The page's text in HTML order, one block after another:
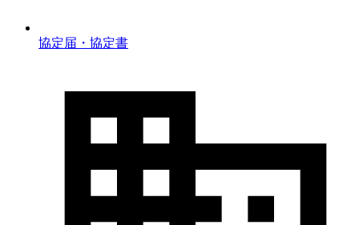
協定届・協定書